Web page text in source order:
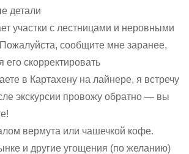
детали
участки с лестницами и неровными
сообщите мне заранее,
его скорректировать
в Картахену на лайнере, я встречу
экскурсии провожу обратно — вы
вермута или чашечкой кофе.
и другие угощения (по желанию)